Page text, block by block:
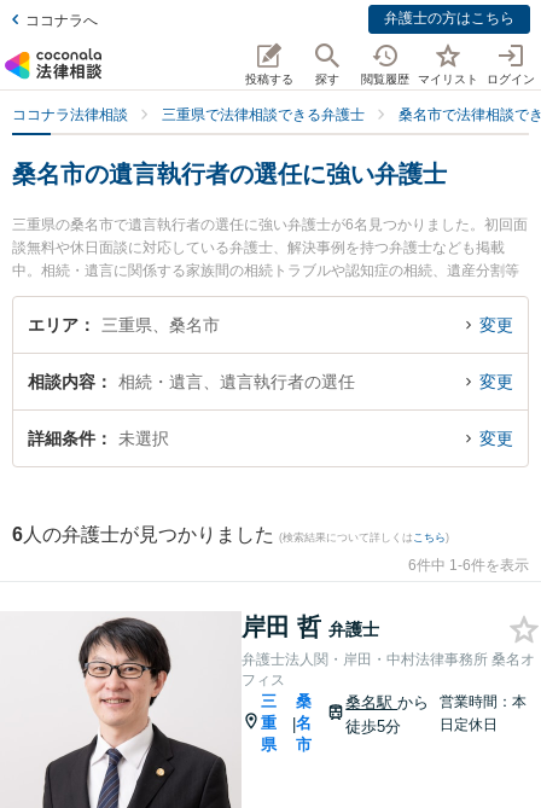
ココナラへ 弁護士の方はこちら
投稿する 探す 閲覧履歴 マイリスト ログイン
ココナラ法律相談 三重県で法律相談できる弁護士 桑名市で法律相談で
桑名市の遺言執行者の選任に強い弁護士
三重県の桑名市で遺言執行者の選任に強い弁護士が6名見つかりました。初回面
談無料や休日面談に対応している弁護士、解決事例を持つ弁護士なども掲載
中。相続・遺言に関係する家族間の相続トラブルや認知症の相続、遺産分割等
の細かな分野での絞り込み検索もでき便利です。特に弁護士法人関・岸田・中
村法律事務所 桑名オフィスの岸田 哲弁護士や梅村・長谷川法律事務所の梅村
言執行者の選任のトラブルを今すぐに弁護士に相談したい』『遺言執行者の選
任のトラブル解決の実績豊富な近くの弁護士を検索したい』『初回相談無料で
遺言執行者の選任を法律相談できる桑名市内の弁護士に相談予約したい』など
エリア 三重県、桑名市 変更
相談内容 相続・遺言、遺言執行者の選任 変更
詳細条件 未選択 変更
6 人の弁護士が見つかりました (検索結果について詳しくは こちら)
6件中 1-6件を表示
岸田 哲 弁護士
弁護士法人関・岸田・中村法律事務所 桑名オ
フィス
三
重
県
|
桑
名
市
桑名駅から
徒歩5分
営業時間：本
日定休日